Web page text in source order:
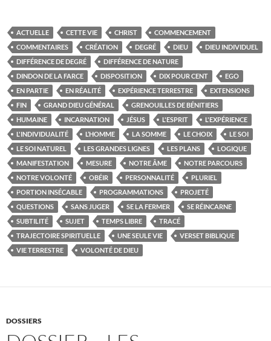
ACTUELLE CETTE VIE CHRIST
COMMENCEMENT
COMMENTAIRES
CRÉATION DEGRÉ DIEU
DIEU INDIVIDUEL
DIFFÉRENCE DE DEGRÉ
DIFFÉRENCE DE NATURE
DINDON DE LA FARCE
DISPOSITION DIX POUR CENT
EGO
EN PARTIE
EN RÉALITÉ EXPÉRIENCE TERRESTRE
EXTENSIONS
FIN
GRAND DIEU GÉNÉRAL
GRENOUILLES DE BÉNITIERS
HUMAINE
INCARNATION JÉSUS L'ESPRIT
L'EXPÉRIENCE
L'INDIVIDUALITÉ
L’HOMME LA SOMME LE CHOIX
LE SOI
LE SOI NATUREL
LES GRANDES LIGNES LES PLANS
LOGIQUE
MANIFESTATION
MESURE NOTRE ÂME
NOTRE PARCOURS
NOTRE VOLONTÉ
OBÉIR PERSONNALITÉ
PLURIEL
PORTION INSÉCABLE
PROGRAMMATIONS
PROJETÉ
QUESTIONS
SANS JUGER SE LA FERMER
SE RÉINCARNE
SUBTILITÉ
SUJET TEMPS LIBRE
TRACÉ
TRAJECTOIRE SPIRITUELLE
UNE SEULE VIE
VERSET BIBLIQUE
VIE TERRESTRE
VOLONTÉ DE DIEU
DOSSIERS